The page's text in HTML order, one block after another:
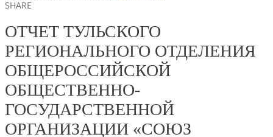
SHARE
ОТЧЕТ ТУЛЬСКОГО
РЕГИОНАЛЬНОГО ОТДЕЛЕНИЯ
ОБЩЕРОССИЙСКОЙ
ОБЩЕСТВЕННО-
ГОСУДАРСТВЕННОЙ
ОРГАНИЗАЦИИ «СОЮЗ